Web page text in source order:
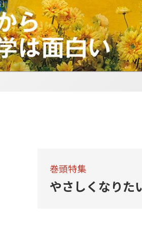
巻頭特集
やさしくなりた